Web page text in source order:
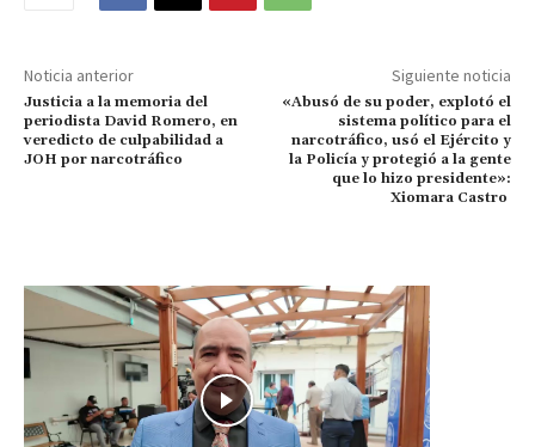
Noticia anterior
Justicia a la memoria del
periodista David Romero, en
veredicto de culpabilidad a
JOH por narcotráfico
Siguiente noticia
«Abusó de su poder, explotó el
sistema político para el
narcotráfico, usó el Ejército y
la Policía y protegió a la gente
que lo hizo presidente»:
Xiomara Castro